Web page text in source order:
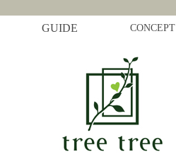
GUIDE CONCEPT